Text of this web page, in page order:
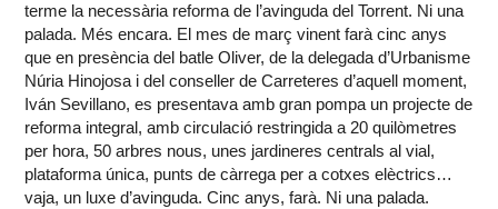
terme la necessària reforma de l’avinguda del Torrent. Ni una
palada. Més encara. El mes de març vinent farà cinc anys
que en presència del batle Oliver, de la delegada d’Urbanisme
Núria Hinojosa i del conseller de Carreteres d’aquell moment,
Iván Sevillano, es presentava amb gran pompa un projecte de
reforma integral, amb circulació restringida a 20 quilòmetres
per hora, 50 arbres nous, unes jardineres centrals al vial,
plataforma única, punts de càrrega per a cotxes elèctrics…
vaja, un luxe d’avinguda. Cinc anys, farà. Ni una palada.